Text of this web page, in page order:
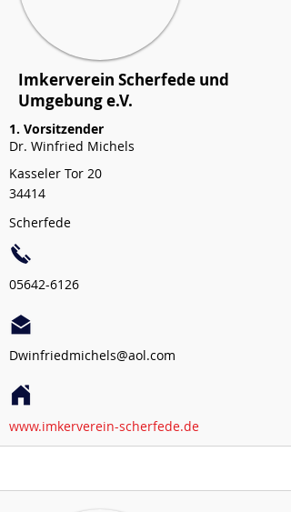
Imkerverein Scherfede und
Umgebung e.V.
1. Vorsitzender
Dr. Winfried Michels
Kasseler Tor 20
34414
Scherfede
05642-6126
Dwinfriedmichels@aol.com
www.imkerverein-scherfede.de